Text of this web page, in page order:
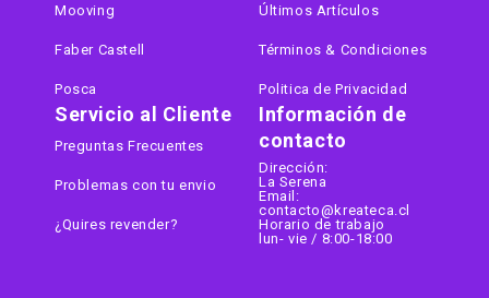
Información de
contacto
Dirección:
La Serena
Email:
contacto@kreateca.cl
Horario de trabajo
lun- vie / 8:00-18:00
Mooving
Faber Castell
Posca
Últimos Artículos
Términos & Condiciones
Politica de Privacidad
Servicio al Cliente
Preguntas Frecuentes
Problemas con tu envio
¿Quires revender?